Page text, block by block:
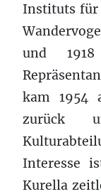
Instituts für
und
kam 1954
zurück
Interesse
Kurella